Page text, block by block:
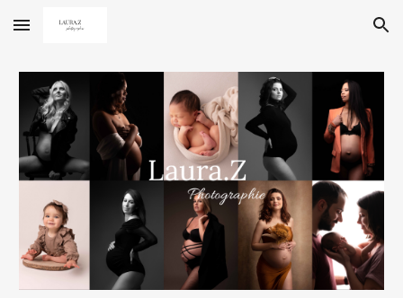
Skip to main content Skip to navigation